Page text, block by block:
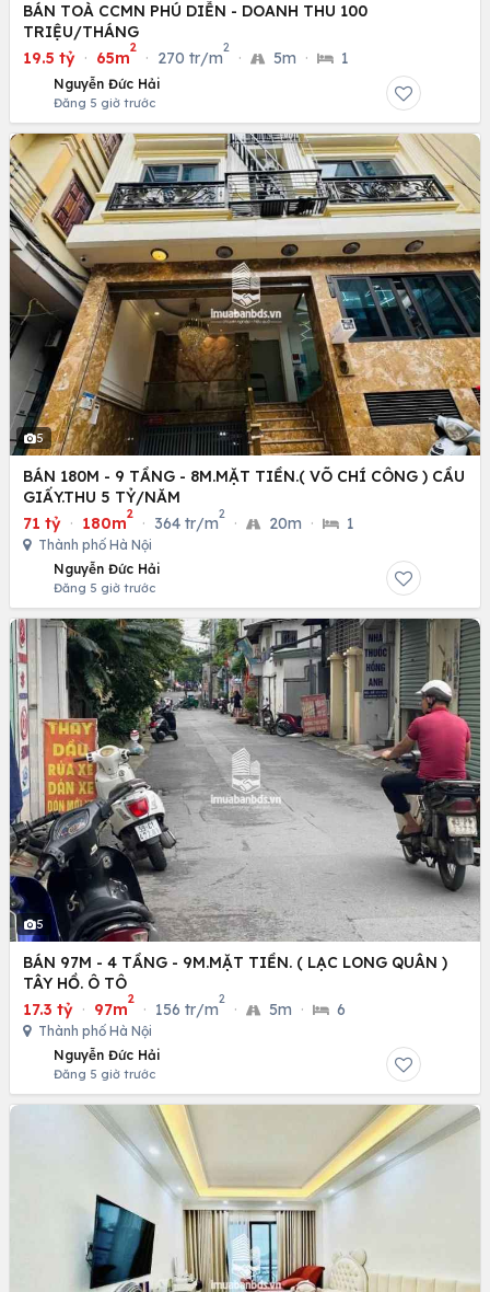
BÁN TOÀ CCMN PHÚ DIỄN - DOANH THU 100
TRIỆU/THÁNG
19.5 tỷ · 65m
2
· 270 tr/m
2
· 5m · 1
Nguyễn Đức Hải
Đăng 5 giờ trước
5
BÁN 180M - 9 TẦNG - 8M.MẶT TIỀN.( VÕ CHÍ CÔNG ) CẦU
GIẤY.THU 5 TỶ/NĂM
71 tỷ · 180m
2
· 364 tr/m
2
· 20m · 1
Thành phố Hà Nội
Nguyễn Đức Hải
Đăng 5 giờ trước
5
BÁN 97M - 4 TẦNG - 9M.MẶT TIỀN. ( LẠC LONG QUÂN )
TÂY HỒ. Ô TÔ
17.3 tỷ · 97m
2
· 156 tr/m
2
· 5m · 6
Thành phố Hà Nội
Nguyễn Đức Hải
Đăng 5 giờ trước